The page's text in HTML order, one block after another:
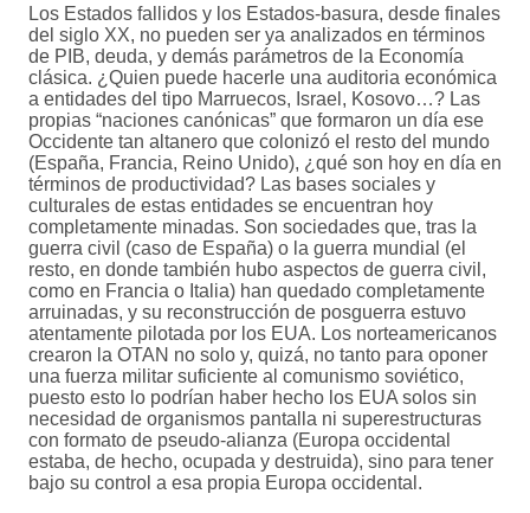
Los Estados fallidos y los Estados-basura, desde finales
del siglo XX, no pueden ser ya analizados en términos
de PIB, deuda, y demás parámetros de la Economía
clásica. ¿Quien puede hacerle una auditoria económica
a entidades del tipo Marruecos, Israel, Kosovo…? Las
propias “naciones canónicas” que formaron un día ese
Occidente tan altanero que colonizó el resto del mundo
(España, Francia, Reino Unido), ¿qué son hoy en día en
términos de productividad? Las bases sociales y
culturales de estas entidades se encuentran hoy
completamente minadas. Son sociedades que, tras la
guerra civil (caso de España) o la guerra mundial (el
resto, en donde también hubo aspectos de guerra civil,
como en Francia o Italia) han quedado completamente
arruinadas, y su reconstrucción de posguerra estuvo
atentamente pilotada por los EUA. Los norteamericanos
crearon la OTAN no solo y, quizá, no tanto para oponer
una fuerza militar suficiente al comunismo soviético,
puesto esto lo podrían haber hecho los EUA solos sin
necesidad de organismos pantalla ni superestructuras
con formato de pseudo-alianza (Europa occidental
estaba, de hecho, ocupada y destruida), sino para tener
bajo su control a esa propia Europa occidental.